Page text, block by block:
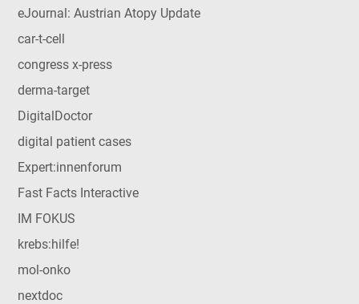
eJournal: Austrian Atopy Update
car-t-cell
congress x-press
derma-target
DigitalDoctor
digital patient cases
Expert:innenforum
Fast Facts Interactive
IM FOKUS
krebs:hilfe!
mol-onko
nextdoc